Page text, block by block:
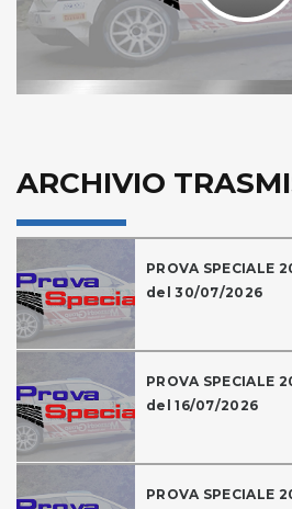
ARCHIVIO
PROVA SPECIALE
del 30/07/2026
PROVA SPECIALE
del 16/07/2026
PROVA SPECIALE